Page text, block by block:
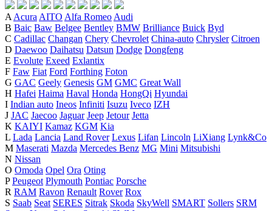
A Acura AITO Alfa Romeo Audi
B Baic Baw Belgee Bentley BMW Brilliance Buick Byd
C Cadillac Changan Chery Chevrolet China-auto Chrysler Citroen
D Daewoo Daihatsu Datsun Dodge Dongfeng
E Evolute Exeed Exlantix
F Faw Fiat Ford Forthing Foton
G GAC Geely Genesis GM GMC Great Wall
H Hafei Haima Haval Honda HongQi Hyundai
I Indian auto Ineos Infiniti Isuzu Iveco IZH
J JAC Jaecoo Jaguar Jeep Jetour Jetta
K KAIYI Kamaz KGM Kia
L Lada Lancia Land Rover Lexus Lifan Lincoln LiXiang Lynk&Co
M Maserati Mazda Mercedes Benz MG Mini Mitsubishi
N Nissan
O Omoda Opel Ora Oting
P Peugeot Plymouth Pontiac Porsche
R RAM Ravon Renault Rover Rox
S Saab Seat SERES Sitrak Skoda SkyWell SMART Sollers SRM